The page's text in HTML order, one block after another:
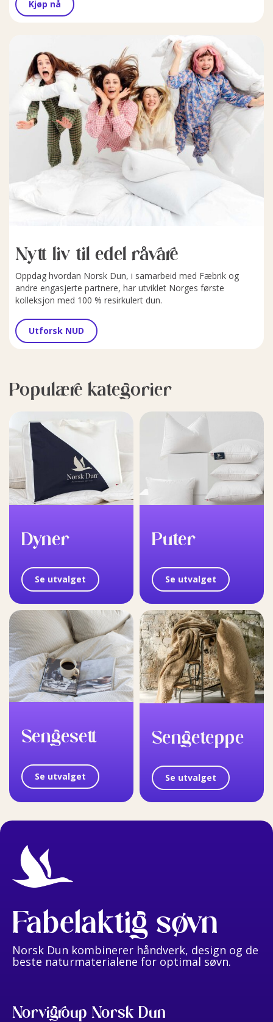
Kjøp nå
Nytt liv til edel råvare
Oppdag hvordan Norsk Dun, i samarbeid med Fæbrik og
andre engasjerte partnere, har utviklet Norges første
kolleksjon med 100 % resirkulert dun.
Utforsk NUD
Populære kategorier
Dyner
Se utvalget
Puter
Se utvalget
Sengesett
Se utvalget
Sengeteppe
Se utvalget
Fabelaktig søvn
Norsk Dun kombinerer håndverk, design og de
beste naturmaterialene for optimal søvn.
Norvigroup Norsk Dun